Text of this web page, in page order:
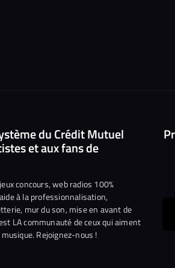
du Crédit Mutuel
et aux fans de
concours, web radios 100%
à la professionnalisation,
mur du son, mise en avant de
LA communauté de ceux qui aiment
Rejoignez-nous !